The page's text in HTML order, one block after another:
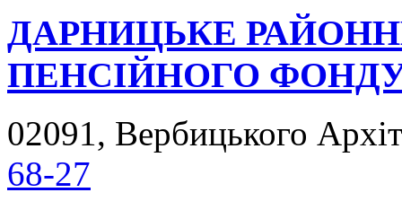
ДАРНИЦЬКЕ
ПЕНСІЙНОГО
02091, Вербицького
68-27